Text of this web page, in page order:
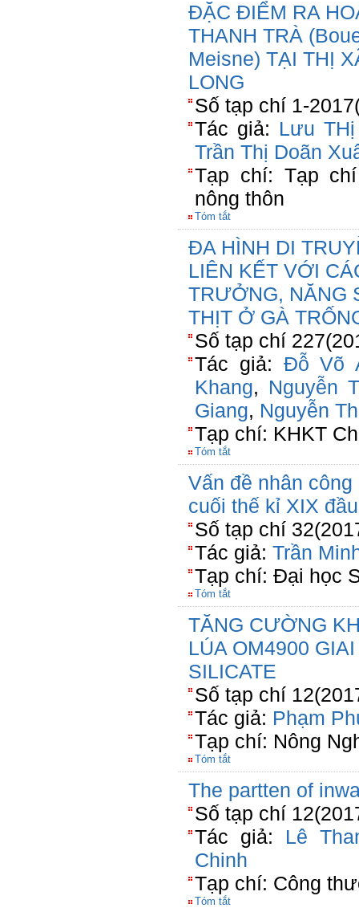
ĐẶC ĐIỂM RA
THANH TRÀ
Meisne) TẠI THỊ
LONG
Số tạp chí 1-
Tác giả: Lưu
Trần Thị Doãn
Tạp chí: Tạp
nông thôn
Tóm tắt
ĐA HÌNH DI
LIÊN KẾT VỚI
TRƯỞNG, NĂNG
THỊT Ở GÀ
Số tạp chí
Tác giả: Đỗ Võ
Khang, Nguyễn
Giang, Nguyễn
Tạp chí: KHKT
Tóm tắt
Vấn đề nhân
cuối thế kỉ XIX
Số tạp chí
Tác giả: Trần
Tạp chí: Đại học
Tóm tắt
TĂNG CƯỜNG
LÚA OM4900
SILICATE
Số tạp chí
Tác giả: Phạm
Tạp chí: Nông
Tóm tắt
The partten of
Số tạp chí
Tác giả: Lê
Chinh
Tạp chí: Công
Tóm tắt